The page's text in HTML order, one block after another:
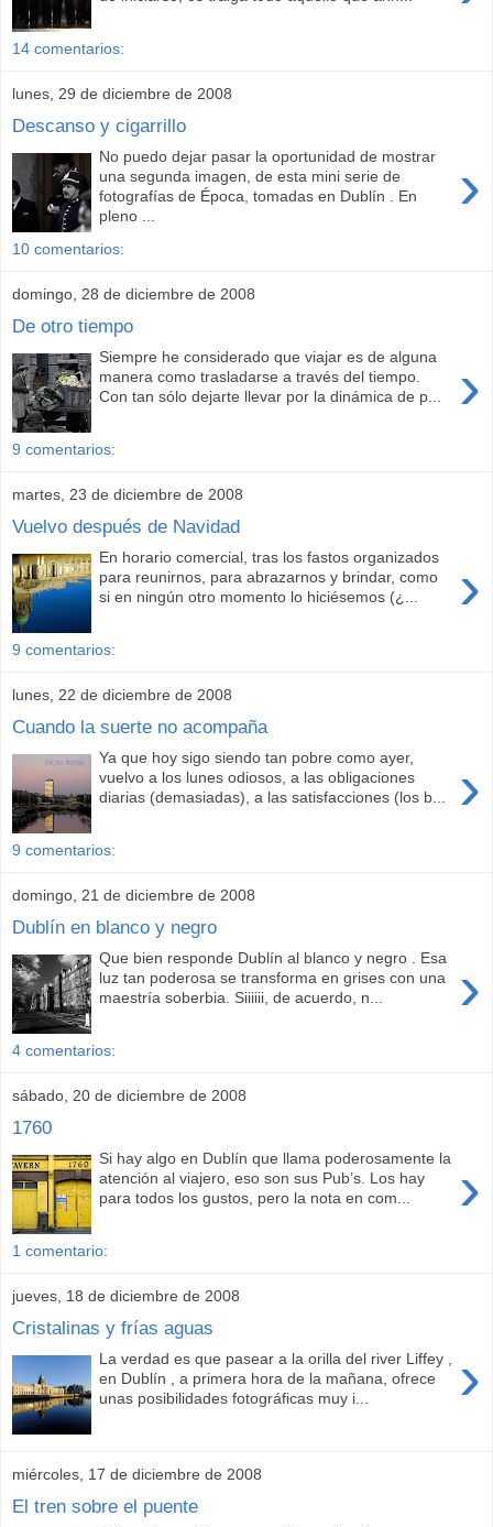
14 comentarios:
lunes, 29 de diciembre de 2008
Descanso y cigarrillo
›
No puedo dejar pasar la oportunidad de mostrar
una segunda imagen, de esta mini serie de
fotografías de Época, tomadas en Dublín . En
pleno ...
10 comentarios:
domingo, 28 de diciembre de 2008
De otro tiempo
›
Siempre he considerado que viajar es de alguna
manera como trasladarse a través del tiempo.
Con tan sólo dejarte llevar por la dinámica de p...
9 comentarios:
martes, 23 de diciembre de 2008
Vuelvo después de Navidad
›
En horario comercial, tras los fastos organizados
para reunirnos, para abrazarnos y brindar, como
si en ningún otro momento lo hiciésemos (¿...
9 comentarios:
lunes, 22 de diciembre de 2008
Cuando la suerte no acompaña
›
Ya que hoy sigo siendo tan pobre como ayer,
vuelvo a los lunes odiosos, a las obligaciones
diarias (demasiadas), a las satisfacciones (los b...
9 comentarios:
domingo, 21 de diciembre de 2008
Dublín en blanco y negro
›
Que bien responde Dublín al blanco y negro . Esa
luz tan poderosa se transforma en grises con una
maestría soberbia. Siiiiii, de acuerdo, n...
4 comentarios:
sábado, 20 de diciembre de 2008
1760
›
Si hay algo en Dublín que llama poderosamente la
atención al viajero, eso son sus Pub’s. Los hay
para todos los gustos, pero la nota en com...
1 comentario:
jueves, 18 de diciembre de 2008
Cristalinas y frías aguas
›
La verdad es que pasear a la orilla del river Liffey ,
en Dublín , a primera hora de la mañana, ofrece
unas posibilidades fotográficas muy i...
miércoles, 17 de diciembre de 2008
El tren sobre el puente